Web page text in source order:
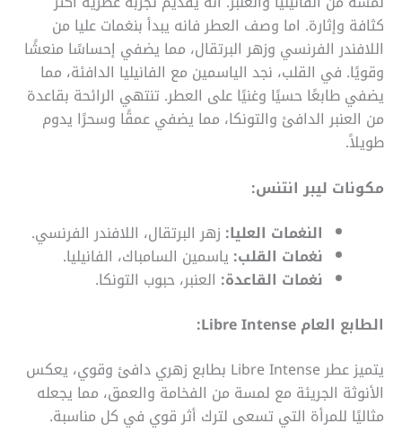
كثافة وإثارة. اما وصف العطر فانه يبدأ بنغمات عليا من
اللافندر الفرنسي وزهر البرتقال، مما يضفي إحساسًا منعشًا
وقويًا. في القلب، نجد الياسمين مع الفانيليا الدافئة، مما
يضفي طابعًا حسيًا وغنيًا على العطر. تنتهي الرائحة بقاعدة
من العنبر الدافئ والتونكا، مما يضفي عمقًا وسحرًا يدوم
طويلاً.
مكونات ليبر انتنس:
النغمات العليا: زهر البرتقال، اللافندر الفرنسي.
نغمات القلب: ياسمين السامباك، الفانيليا.
نغمات القاعدة: العنبر، حبوب التونكا.
الطابع العامLibre Intense
:
يتميز عطر Libre Intense بطابع زهري دافئ وقوي، يعكس
الأنوثة الجريئة مع لمسة من الفخامة والعمق، مما يجعله
مثاليًا للمرأة التي تسعى لترك أثر قوي في كل مناسبة.